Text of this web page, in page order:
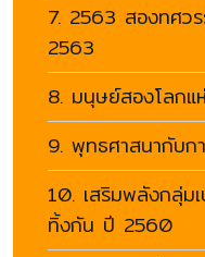
7. 2563 สองทศว
2563
8. มนุษย์สองโลก
9. พุทธศาสนากับก
10. เสริมพลังกลุ่ม
ทิ้งกัน ปี 2560